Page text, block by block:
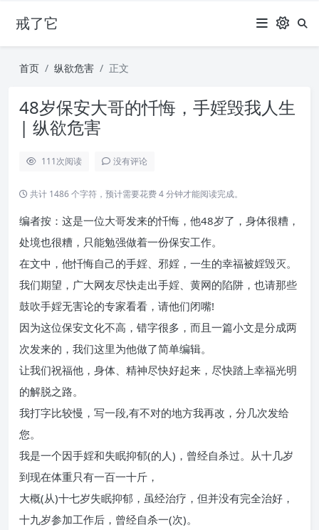
戒了它
首页 纵欲危害 正文
48岁保安大哥的忏悔，手婬毁我人生
| 纵欲危害
111次阅读 没有评论
共计 1486 个字符，预计需要花费 4 分钟才能阅读完成。
编者按：这是一位大哥发来的忏悔，他48岁了，身体很糟，
处境也很糟，只能勉强做着一份保安工作。
在文中，他忏悔自己的手婬、邪婬，一生的幸福被婬毁灭。
我们期望，广大网友尽快走出手婬、黄网的陷阱，也请那些
鼓吹手婬无害论的专家看看，请他们闭嘴!
因为这位保安文化不高，错字很多，而且一篇小文是分成两
次发来的，我们这里为他做了简单编辑。
让我们祝福他，身体、精神尽快好起来，尽快踏上幸福光明
的解脱之路。
我打字比较慢，写一段,有不对的地方我再改，分几次发给
您。
我是一个因手婬和失眠抑郁(的人)，曾经自杀过。从十几岁
到现在体重只有一百一十斤，
大概(从)十七岁失眠抑郁，虽经治疗，但并没有完全治好，
十九岁参加工作后，曾经自杀一(次)。